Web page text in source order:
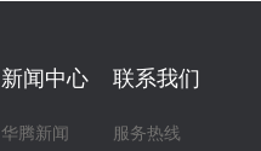
新闻中心
华腾新闻
联系我们
服务热线